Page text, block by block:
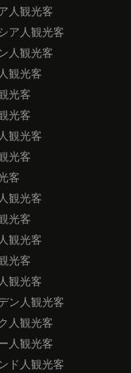
人観光客
ア人観光客
人観光客
観光客
光客
光客
観光客
光客
客
観光客
光客
観光客
光客
観光客
ン人観光客
人観光客
人観光客
ド人観光客